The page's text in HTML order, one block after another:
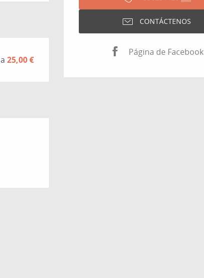
CONTÁCTENOS
Página de Facebook
a25,00 €